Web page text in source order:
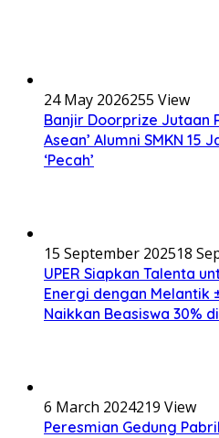
24 May 2026255 View
Banjir Doorprize Jutaan
Asean’ Alumni SMKN 15
‘Pecah’
15 September 202518
UPER Siapkan Talenta
Energi dengan Melantik
Naikkan Beasiswa 30%
6 March 2024219 View
Peresmian Gedung